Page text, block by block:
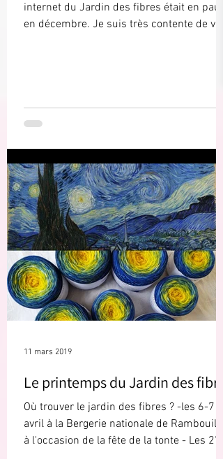
internet du Jardin des fibres était en
en décembre. Je suis très contente de
Le printemps du Jardin des fibres
Où trouver le jardin des fibres ? -les 6-7
avril à la Bergerie nationale de Rambouillet
à l'occasion de la fête de la tonte - Les 27-
11 mars 2019